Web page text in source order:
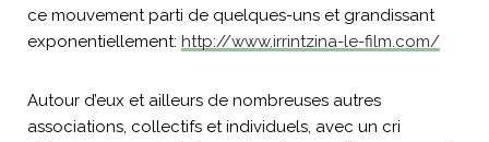
ce mouvement parti de quelques-uns et grandissant
exponentiellement: http://www.irrintzina-le-film.com/
Autour d’eux et ailleurs de nombreuses autres
associations, collectifs et individuels, avec un cri